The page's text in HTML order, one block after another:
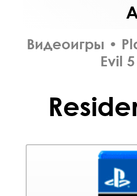
Видеоигры •
Evil